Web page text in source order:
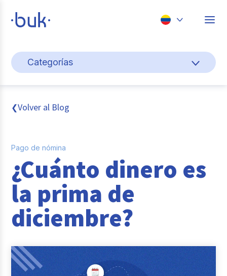
Perú
Categorías
Cultura y bienestar laboral
Gestión de personas
Pago de nómina
Buk
Transformación digital
Tendencias y Data
Casos de éxito
❮Volver al Blog
Pago de nómina
¿Cuánto dinero es
la prima de
diciembre?